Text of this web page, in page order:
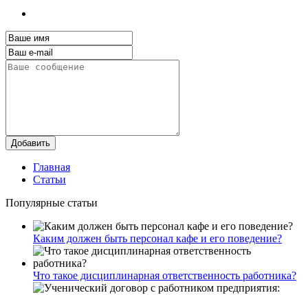
Добавить
Главная
Статьи
Популярные статьи
Каким должен быть персонал кафе и его поведение?
Что такое дисциплинарная ответственность работника?